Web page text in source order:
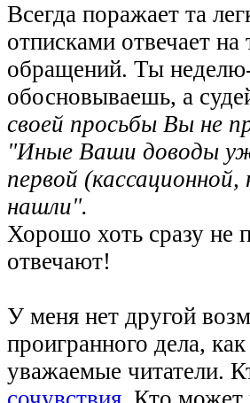
Всегда поражает та
отписками отвечает
обращений. Ты
обосновываешь, а
своей просьбы Вы не
"Иные Ваши доводы
первой
нашли".
Хорошо хоть сразу не
отвечают!
У меня нет другой
проигранного дела,
уважаемые читатели.